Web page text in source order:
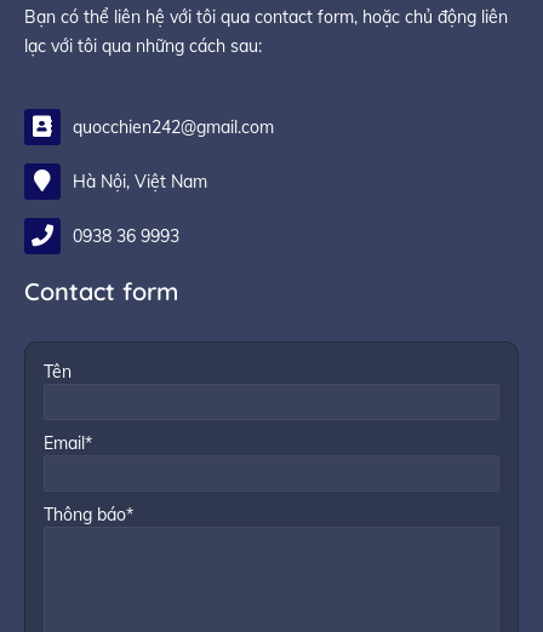
Bạn có thể liên hệ với tôi qua contact form, hoặc chủ động liên
lạc với tôi qua những cách sau:
quocchien242@gmail.com
Hà Nội, Việt Nam
0938 36 9993
Contact form
Tên
Email*
Thông báo*